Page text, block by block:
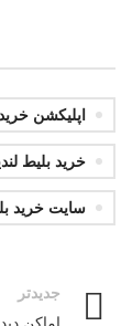
اپلیکشن
خرید بلیط
سایت خرید
جدیدتر